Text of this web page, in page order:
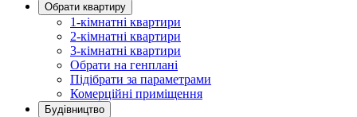
Обрати квартиру
1-кімнатні квартири
2-кімнатні квартири
3-кімнатні квартири
Обрати на генплані
Підібрати за параметрами
Комерційні приміщення
Будівництво